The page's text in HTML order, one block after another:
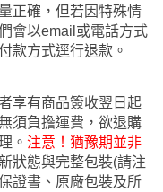
正確，但若因特殊情
會以email或電話方式
款方式逕行退款。
享有商品簽收翌日起
須負擔運費，欲退購
。 注意！猶豫期並非
狀態與完整包裝(請注
證書、原廠包裝及所